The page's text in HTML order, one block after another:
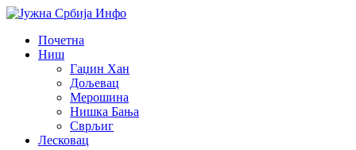
Почетна
Ниш
Гаџин Хан
Дољевац
Мерошина
Нишка Бања
Сврљиг
Лесковац